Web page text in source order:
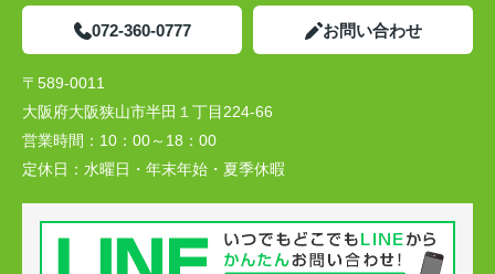
072-360-0777 お問い合わせ
〒589-0011
大阪府大阪狭山市半田１丁目224-66
営業時間： 10：00～18：00
定休日： 水曜日・年末年始・夏季休暇